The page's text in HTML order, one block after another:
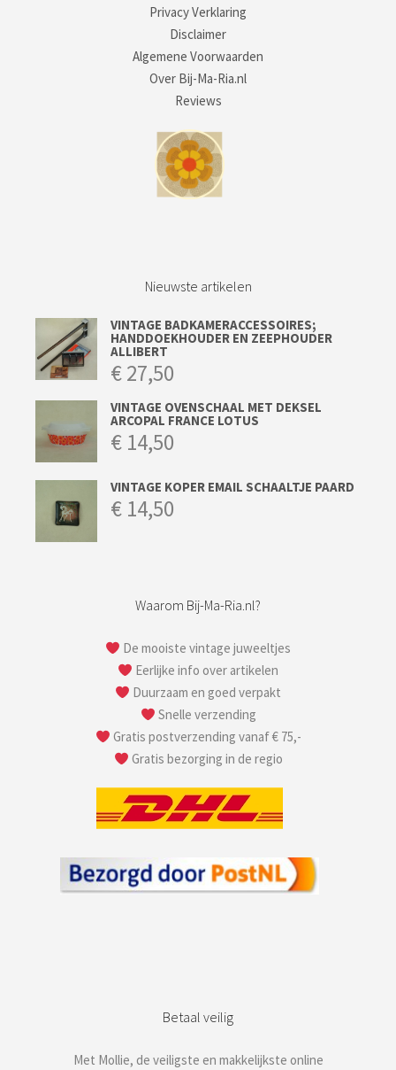
Privacy Verklaring
Disclaimer
Algemene Voorwaarden
Over Bij-Ma-Ria.nl
Reviews
Nieuwste artikelen
VINTAGE BADKAMERACCESSOIRES;
HANDDOEKHOUDER EN ZEEPHOUDER
ALLIBERT
€27,50
VINTAGE OVENSCHAAL MET DEKSEL
ARCOPAL FRANCE LOTUS
€ 14,50
VINTAGE KOPER EMAIL SCHAALTJE PAARD
€ 14,50
Waarom Bij-Ma-Ria.nl?
De mooiste vintage juweeltjes
Eerlijke info over artikelen
Duurzaam en goed verpakt
Snelle verzending
Gratis postverzending vanaf € 75,-
Gratis bezorging in de regio
Betaal veilig
Met Mollie, de veiligste en makkelijkste online